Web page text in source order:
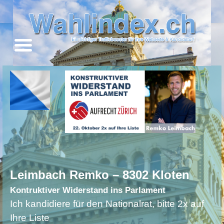
Leimbach Remko – 8302 Kloten
Kontruktiver Widerstand ins Parlament
Ich kandidiere für den Nationalrat, bitte 2x auf
Ihre Liste